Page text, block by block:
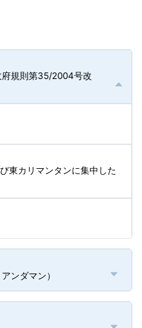
府規則第35/2004号改
東カリマンタンに集中した
ンダマン）